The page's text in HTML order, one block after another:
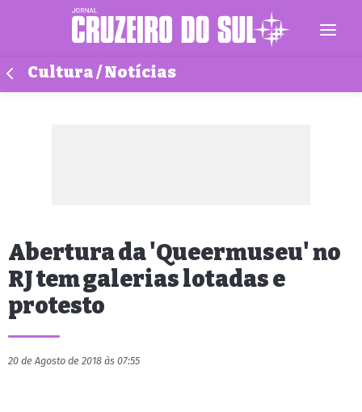
Cultura / Notícias
Abertura da 'Queermuseu' no
RJ tem galerias lotadas e
protesto
20 de Agosto de 2018 às 07:55